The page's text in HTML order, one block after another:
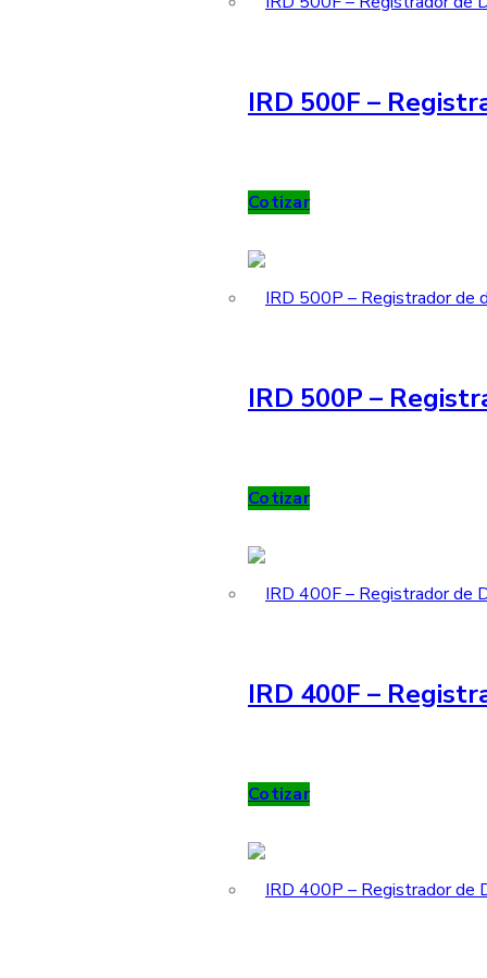
IRD 500F –
Cotizar
IRD 500P –
Cotizar
IRD 400F –
Cotizar